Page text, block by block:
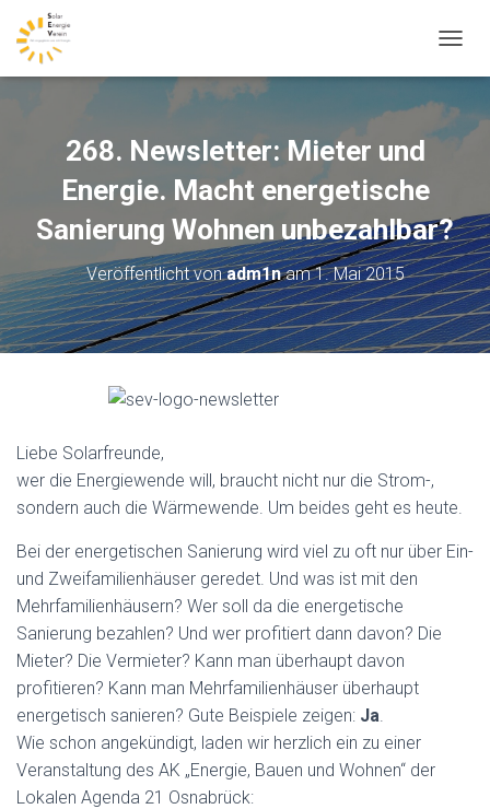
A
G
O
N
U
M
S
C
H
268. Newsletter: Mieter und
Energie. Macht energetische
Sanierung Wohnen unbezahlbar?
Veröffentlicht vonadm1nam1. Mai 2015
Liebe Solarfreunde,
wer die Energiewende will, braucht nicht nur die Strom-,
sondern auch die Wärmewende. Um beides geht es heute.
Bei der energetischen Sanierung wird viel zu oft nur über Ein-
und Zweifamilienhäuser geredet. Und was ist mit den
Mehrfamilienhäusern? Wer soll da die energetische
Sanierung bezahlen? Und wer profitiert dann davon? Die
Mieter? Die Vermieter? Kann man überhaupt davon
profitieren? Kann man Mehrfamilienhäuser überhaupt
energetisch sanieren? Gute Beispiele zeigen: Ja.
Wie schon angekündigt, laden wir herzlich ein zu einer
Veranstaltung des AK „Energie, Bauen und Wohnen“ der
Lokalen Agenda 21 Osnabrück: